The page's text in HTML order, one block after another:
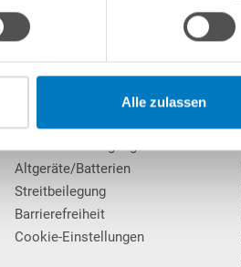
Alle zulassen
Rechtliche Informationen
AGB / Verbraucherinformationen
Datenschutz
Altgeräte/Batterien
Streitbeilegung
Barrierefreiheit
Cookie-Einstellungen